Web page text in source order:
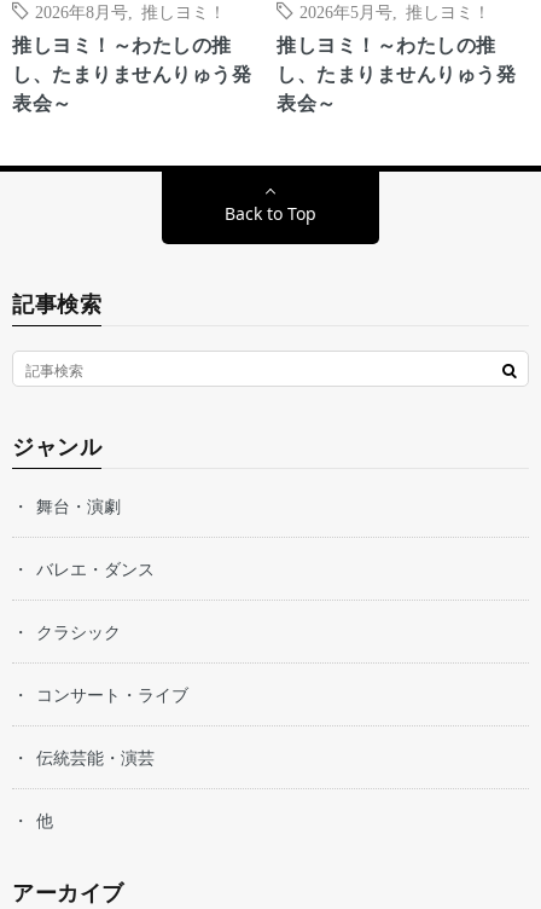
2026年8月号
推しヨミ！
推しヨミ！～わたしの推
し、たまりませんりゅう発
表会～
2026年5月号
推しヨミ！
推しヨミ！～わたしの推
し、たまりませんりゅう発
表会～
Back to Top
記事検索
ジャンル
舞台・演劇
バレエ・ダンス
クラシック
コンサート・ライブ
伝統芸能・演芸
他
アーカイブ